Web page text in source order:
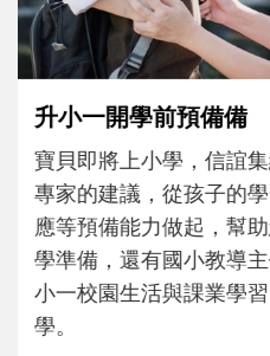
和孩子一起長大的那
不同模樣
沒有人天生就擅長當爸
次「前所未有」的體驗
大。從給予安全感的
主、角色認同及解決問
正嘗試用不同的模樣，